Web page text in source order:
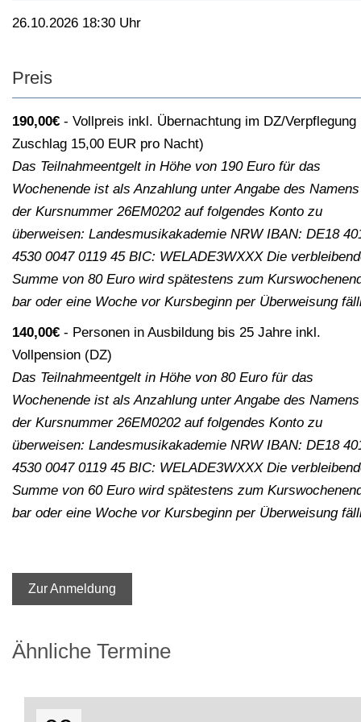
26.10.2026 18:30 Uhr
Preis
190,00€
Vollpreis inkl. Übernachtung im DZ/Verpflegung
Zuschlag 15,00 EUR pro Nacht)
Das Teilnahmeentgelt in Höhe von 190 Euro für das
Wochenende ist als Anzahlung unter Angabe des
der Kursnummer 26EM0202 auf folgendes Konto zu
überweisen: Landesmusikakademie NRW IBAN: DE18
4530 0047 0119 45 BIC: WELADE3WXXX Die
Summe von 80 Euro wird spätestens zum
bar oder eine Woche vor Kursbeginn per Überweisung
140,00€
Personen in Ausbildung bis 25 Jahre inkl.
Vollpension (DZ)
Das Teilnahmeentgelt in Höhe von 80 Euro für das
Wochenende ist als Anzahlung unter Angabe des
der Kursnummer 26EM0202 auf folgendes Konto zu
überweisen: Landesmusikakademie NRW IBAN: DE18
4530 0047 0119 45 BIC: WELADE3WXXX Die
Summe von 60 Euro wird spätestens zum
bar oder eine Woche vor Kursbeginn per Überweisung
Zur Anmeldung
Ähnliche Termine